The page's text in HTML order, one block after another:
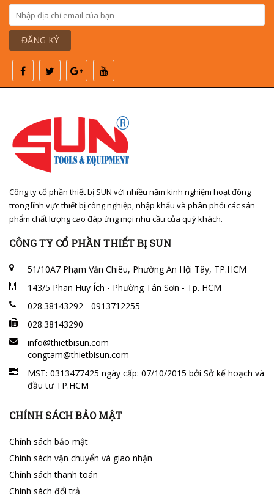
ĐĂNG KÝ
Công ty cổ phần thiết bị SUN với nhiều năm kinh nghiệm hoạt động
trong lĩnh vực thiết bị công nghiệp, nhập khẩu và phân phối các sản
phẩm chất lượng cao đáp ứng mọi nhu cầu của quý khách.
CÔNG TY CỔ PHẦN THIẾT BỊ SUN
51/10A7 Phạm Văn Chiêu, Phường An Hội Tây, TP.HCM
143/5 Phan Huy Ích - Phường Tân Sơn - Tp. HCM
028.38143292 - 0913712255
028.38143290
info@thietbisun.com
congtam@thietbisun.com
MST: 0313477425 ngày cấp: 07/10/2015 bởi Sở kế hoạch và
đầu tư TP.HCM
CHÍNH SÁCH BẢO MẬT
Chính sách bảo mật
Chính sách vận chuyển và giao nhận
Chính sách thanh toán
Chính sách đổi trả